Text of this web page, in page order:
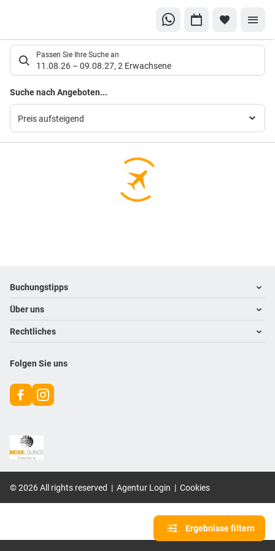
Suchlistenseite
Passen Sie Ihre Suche an
11.08.26 – 09.08.27, 2 Erwachsene
Ergebnisse filtern
Suche nach Angeboten...
Preis aufsteigend
Footer navigation
Buchungstipps
Warum im Reisebüro buchen
Hoteltipps
Reisewelten
Über uns
Kontakt
Karriere
Rechtliches
Folgen Sie uns
©2026All rights reserved | Agentur Login | Cookies